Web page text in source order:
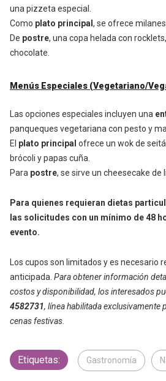
una pizzeta especial.
Como plato principal , se ofrece
De postre, una copa helada con
chocolate.
Menús Especiales (Vegetariano/
Las opciones especiales incluyen una
panqueques vegetariana con pesto y
El plato principal ofrece un wok de
brócoli y papas cuña.
Para postre, se sirve un cheesecake de
Para quienes requieran dietas
las solicitudes con un mínimo de 48
evento.
Los cupos son limitados y es necesario
anticipada. Para obtener información
costos y disponibilidad, los interesados
4582731, línea habilitada exclusivamente
cenas festivas.
Etiquetas: Gastronomía